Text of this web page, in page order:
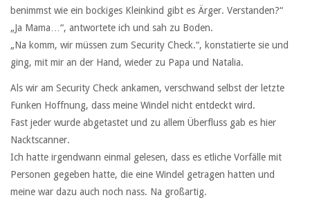
benimmst wie ein bockiges Kleinkind gibt es Ärger. Verstanden?“
„Ja Mama…“, antwortete ich und sah zu Boden.
„Na komm, wir müssen zum Security Check.“, konstatierte sie und
ging, mit mir an der Hand, wieder zu Papa und Natalia.
Als wir am Security Check ankamen, verschwand selbst der letzte
Funken Hoffnung, dass meine Windel nicht entdeckt wird.
Fast jeder wurde abgetastet und zu allem Überfluss gab es hier
Nacktscanner.
Ich hatte irgendwann einmal gelesen, dass es etliche Vorfälle mit
Personen gegeben hatte, die eine Windel getragen hatten und
meine war dazu auch noch nass. Na großartig.